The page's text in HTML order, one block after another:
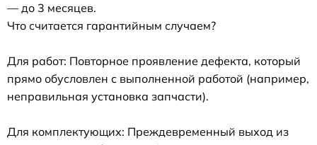
— до 3 месяцев.
Что считается гарантийным случаем?
Для работ: Повторное проявление дефекта, который
прямо обусловлен с выполненной работой (например,
неправильная установка запчасти).
Для комплектующих: Преждевременный выход из